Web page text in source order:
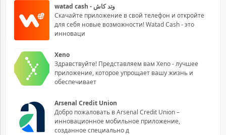
watad cash - وتد كاش
Скачайте приложение в свой телефон и откройте
для себя новые возможности! Watad Cash - это
инноваци
Xeno
Здравствуйте! Представляем вам Xeno - лучшее
приложение, которое упрощает вашу жизнь и
обеспечивает
Arsenal Credit Union
Добро пожаловать в Arsenal Credit Union –
инновационное мобильное приложение,
созданное специально д